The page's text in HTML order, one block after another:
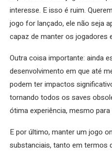
interesse. E isso é ruim.
jogo for lançado, ele não seja
capaz de manter os jogadores
Outra coisa importante: ainda
desenvolvimento em que até
podem ter impactos
tornando todos os saves
ótima experiência, mesmo
E por último, manter um jogo
substanciais, tanto em termos